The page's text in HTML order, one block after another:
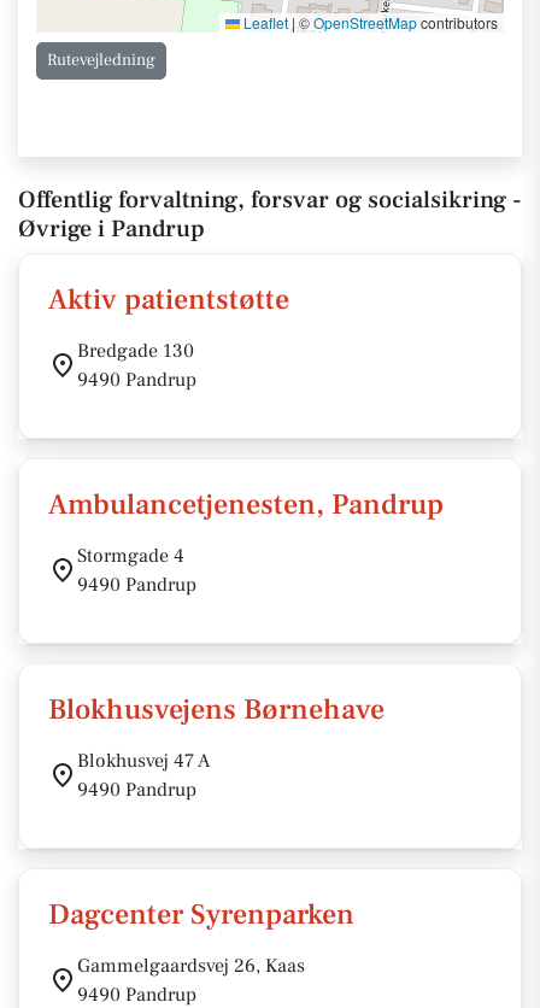
Leaflet |©OpenStreetMapcontributors
Rutevejledning
Offentlig forvaltning, forsvar og socialsikring -
Øvrige i Pandrup
Aktiv patientstøtte
Bredgade 130
9490 Pandrup
Ambulancetjenesten, Pandrup
Stormgade 4
9490 Pandrup
Blokhusvejens Børnehave
Blokhusvej 47 A
9490 Pandrup
Dagcenter Syrenparken
Gammelgaardsvej 26, Kaas
9490 Pandrup